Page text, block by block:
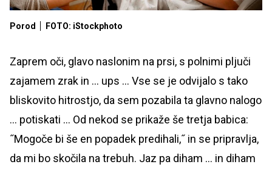
Porod FOTO: iStockphoto
Zaprem oči, glavo naslonim na prsi, s polnimi pljuči
zajamem zrak in … ups … Vse se je odvijalo s tako
bliskovito hitrostjo, da sem pozabila ta glavno nalogo
… potiskati … Od nekod se prikaže še tretja babica:
˝Mogoče bi še en popadek predihali,˝ in se pripravlja,
da mi bo skočila na trebuh. Jaz pa diham … in diham